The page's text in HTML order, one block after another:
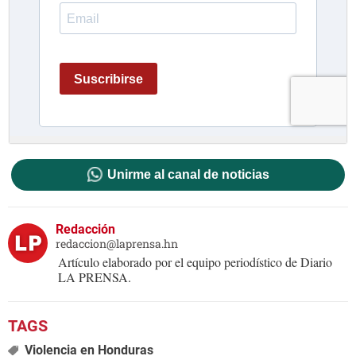
Unirme al canal de noticias
Redacción
redaccion@laprensa.hn
Artículo elaborado por el equipo periodístico de Diario
LA PRENSA.
Violencia en Honduras